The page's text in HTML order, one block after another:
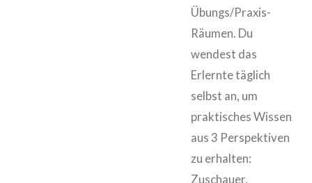
Übungs/Praxis-
Räumen. Du
wendest das
Erlernte täglich
selbst an, um
praktisches Wissen
aus 3 Perspektiven
zu erhalten:
Zuschauer,